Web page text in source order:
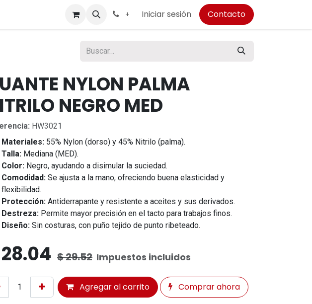
+ Iniciar sesión Contacto
NYLON PALMA
NEGRO MED
HW3021
Materiales: 55% Nylon (dorso) y 45% Nitrilo (palma).
Talla: Mediana (MED).
Color: Negro, ayudando a disimular la suciedad.
Comodidad: Se ajusta a la mano, ofreciendo buena elasticidad y
flexibilidad.
Protección: Antiderrapante y resistente a aceites y sus derivados.
Destreza: Permite mayor precisión en el tacto para trabajos finos.
Diseño: Sin costuras, con puño tejido de punto ribeteado.
28.04 $29.52 Impuestos incluidos
Agregar al carrito Comprar ahora